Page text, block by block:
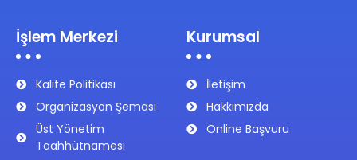
İşlem Merkezi
Kalite Politikası
Organizasyon Şeması
Üst Yönetim
Taahhütnamesi
Kurumsal
İletişim
Hakkımızda
Online Başvuru